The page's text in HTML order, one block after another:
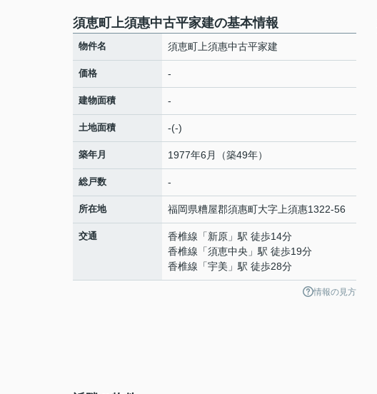
須恵町上須惠中古平家建の基本情報
物件名 須恵町上須惠中古平家建
価格 -
建物面積 -
土地面積 -(-)
築年月 1977年6月（築49年）
総戸数 -
所在地 福岡県糟屋郡須惠町大字上須惠1322-56
交通 香椎線 「新原 」駅 徒歩14分
香椎線 「須恵中央 」駅 徒歩19分
香椎線 「宇美 」駅 徒歩28分
情報の見方